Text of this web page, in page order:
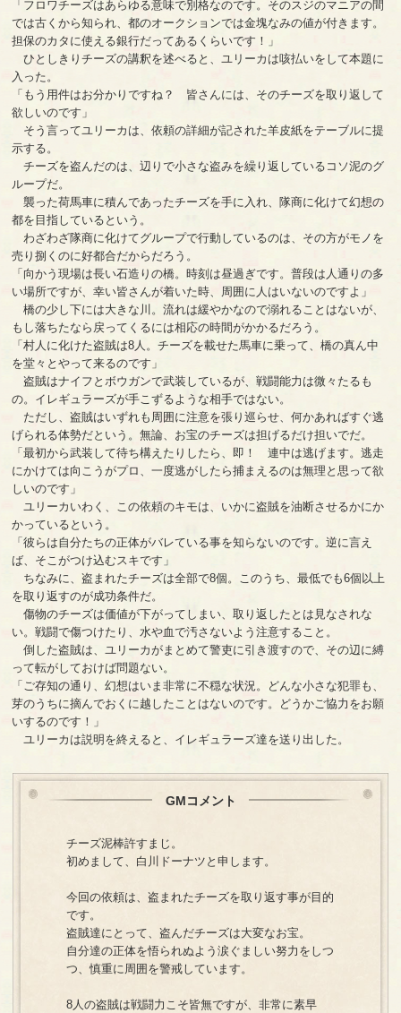
「フロワチーズはあらゆる意味で別格なのです。そのスジのマニアの間
では古くから知られ、都のオークションでは金塊なみの値が付きます。
担保のカタに使える銀行だってあるくらいです！」
ひとしきりチーズの講釈を述べると、ユリーカは咳払いをして本題に
入った。
「もう用件はお分かりですね？ 皆さんには、そのチーズを取り返して
欲しいのです」
そう言ってユリーカは、依頼の詳細が記された羊皮紙をテーブルに提
示する。
チーズを盗んだのは、辺りで小さな盗みを繰り返しているコソ泥のグ
ループだ。
襲った荷馬車に積んであったチーズを手に入れ、隊商に化けて幻想の
都を目指しているという。
わざわざ隊商に化けてグループで行動しているのは、その方がモノを
売り捌くのに好都合だからだろう。
「向かう現場は長い石造りの橋。時刻は昼過ぎです。普段は人通りの多
い場所ですが、幸い皆さんが着いた時、周囲に人はいないのですよ」
橋の少し下には大きな川。流れは緩やかなので溺れることはないが、
もし落ちたなら戻ってくるには相応の時間がかかるだろう。
「村人に化けた盗賊は8人。チーズを載せた馬車に乗って、橋の真ん中
を堂々とやって来るのです」
盗賊はナイフとボウガンで武装しているが、戦闘能力は微々たるも
の。イレギュラーズが手こずるような相手ではない。
ただし、盗賊はいずれも周囲に注意を張り巡らせ、何かあればすぐ逃
げられる体勢だという。無論、お宝のチーズは担げるだけ担いでだ。
「最初から武装して待ち構えたりしたら、即！ 連中は逃げます。逃走
にかけては向こうがプロ、一度逃がしたら捕まえるのは無理と思って欲
しいのです」
ユリーカいわく、この依頼のキモは、いかに盗賊を油断させるかにか
かっているという。
「彼らは自分たちの正体がバレている事を知らないのです。逆に言え
ば、そこがつけ込むスキです」
ちなみに、盗まれたチーズは全部で8個。このうち、最低でも6個以上
を取り返すのが成功条件だ。
傷物のチーズは価値が下がってしまい、取り返したとは見なされな
い。戦闘で傷つけたり、水や血で汚さないよう注意すること。
倒した盗賊は、ユリーカがまとめて警吏に引き渡すので、その辺に縛
って転がしておけば問題ない。
「ご存知の通り、幻想はいま非常に不穏な状況。どんな小さな犯罪も、
芽のうちに摘んでおくに越したことはないのです。どうかご協力をお願
いするのです！」
ユリーカは説明を終えると、イレギュラーズ達を送り出した。
GMコメント
チーズ泥棒許すまじ。
初めまして、白川ドーナツと申します。
今回の依頼は、盗まれたチーズを取り返す事が目的
です。
盗賊達にとって、盗んだチーズは大変なお宝。
自分達の正体を悟られぬよう涙ぐましい努力をしつ
つ、慎重に周囲を警戒しています。
8人の盗賊は戦闘力こそ皆無ですが、非常に素早